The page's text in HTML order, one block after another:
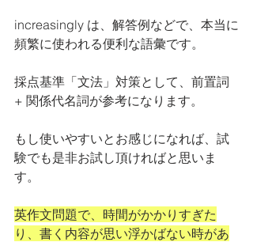
increasingly は、解答例などで、本当に
頻繁に使われる便利な語彙です。
採点基準「文法」対策として、前置詞
+ 関係代名詞が参考になります。
もし使いやすいとお感じになれば、試
験でも是非お試し頂ければと思いま
す。
英作文問題で、時間がかかりすぎた
り、書く内容が思い浮かばない時があ